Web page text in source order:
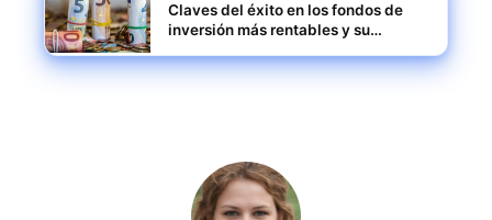
Claves del éxito en los fondos de
inversión más rentables y su